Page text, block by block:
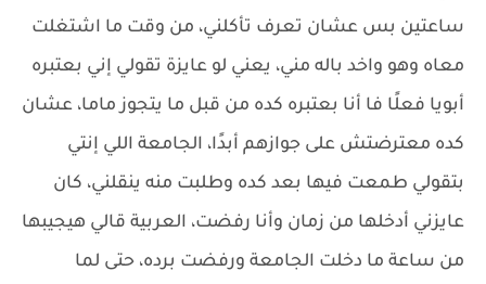
ساعتين بس عشان تعرف تأكلني، من وقت ما اشتغلت
معاه وهو واخد باله مني، يعني لو عايزة تقولي إني بعتبره
أبويا فعلًا فا أنا بعتبره كده من قبل ما يتجوز ماما، عشان
كده معترضتش على جوازهم أبدًا، الجامعة اللي إنتي
بتقولي طمعت فيها بعد كده وطلبت منه ينقلني، كان
عايزني أدخلها من زمان وأنا رفضت، العربية قالي هيجيبها
من ساعة ما دخلت الجامعة ورفضت برده، حتى لما